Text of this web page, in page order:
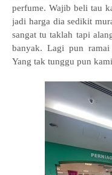
perfume. Wajib beli tau
jadi harga dia sedikit
sangat tu taklah tapi
banyak. Lagi pun
Yang tak tunggu pun